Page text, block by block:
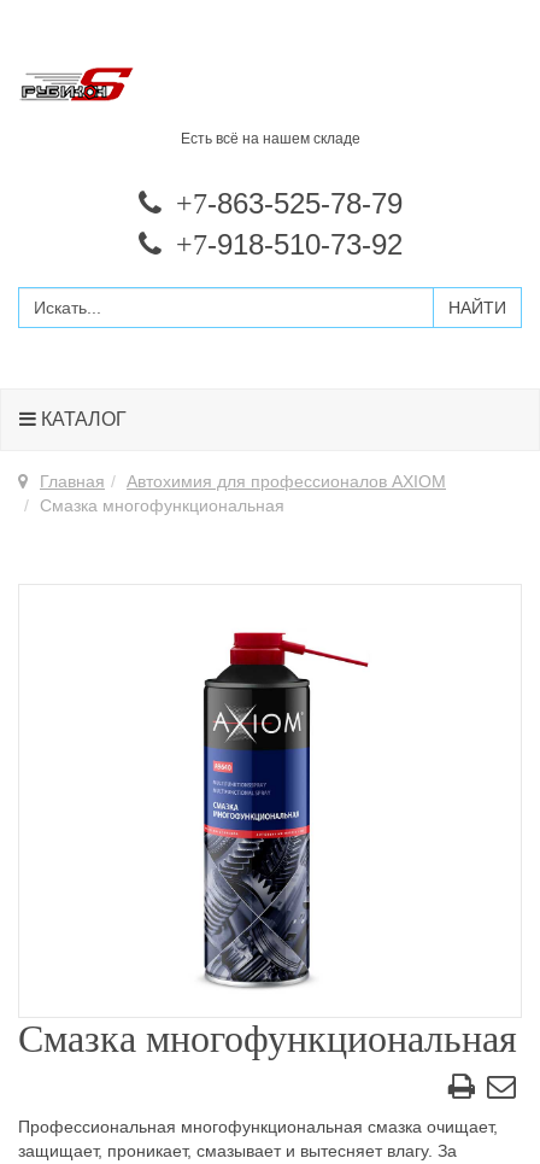
Есть всё на нашем складе
+7-863-525-78-79
+7-918-510-73-92
КАТАЛОГ
Главная
Автохимия для профессионалов AXIOM
Смазка многофункциональная
Смазка многофункциональная
Профессиональная многофункциональная смазка очищает,
защищает, проникает, смазывает и вытесняет влагу. За